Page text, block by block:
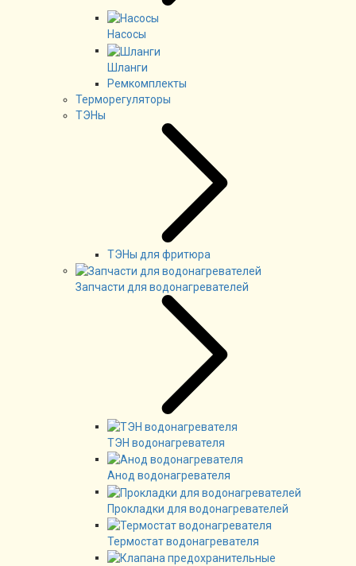
Насосы
Шланги
Ремкомплекты
Терморегуляторы
ТЭНы
ТЭНы для фритюра
Запчасти для водонагревателей
ТЭН водонагревателя
Анод водонагревателя
Прокладки для водонагревателей
Термостат водонагревателя